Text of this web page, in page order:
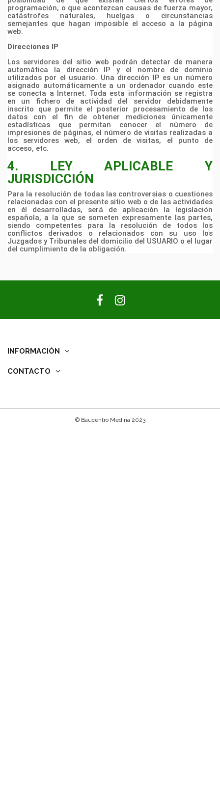
programación, o que acontezcan causas de fuerza mayor,
catástrofes naturales, huelgas o circunstancias
semejantes que hagan imposible el acceso a la página
web.
Direcciones IP
Los servidores del sitio web podrán detectar de manera
automática la dirección IP y el nombre de dominio
utilizados por el usuario. Una dirección IP es un número
asignado automáticamente a un ordenador cuando este
se conecta a Internet. Toda esta información se registra
en un fichero de actividad del servidor debidamente
inscrito que permite el posterior procesamiento de los
datos con el fin de obtener mediciones únicamente
estadísticas que permitan conocer el número de
impresiones de páginas, el número de visitas realizadas a
los servidores web, el orden de visitas, el punto de
acceso, etc.
4. LEY APLICABLE Y
JURISDICCIÓN
Para la resolución de todas las controversias o cuestiones
relacionadas con el presente sitio web o de las actividades
en él desarrolladas, será de aplicación la legislación
española, a la que se someten expresamente las partes,
siendo competentes para la resolución de todos los
conflictos derivados o relacionados con su uso los
Juzgados y Tribunales del domicilio del USUARIO o el lugar
del cumplimiento de la obligación.
INFORMACIÓN
CONTACTO
© Baucentro Medina 2023